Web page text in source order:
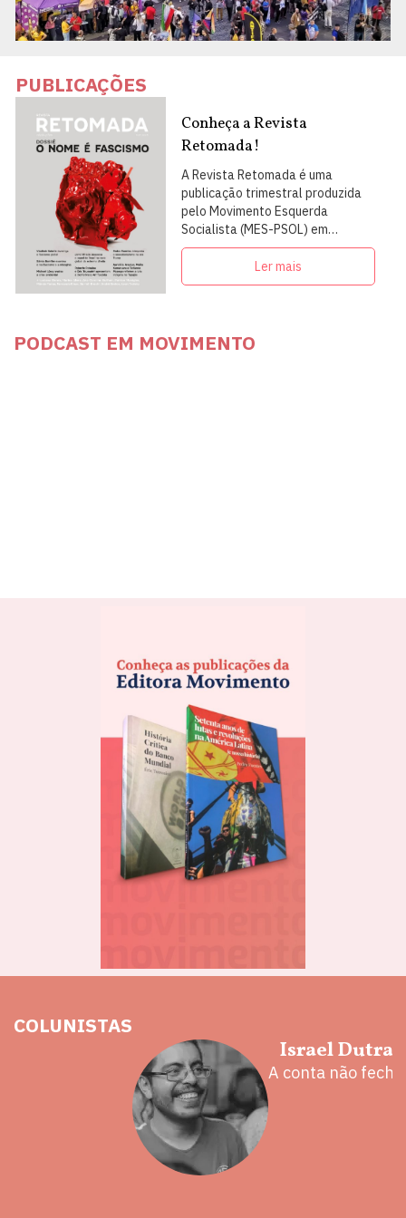
PUBLICAÇÕES
Conheça a Revista
Retomada!
A Revista Retomada é uma
publicação trimestral produzida
pelo Movimento Esquerda
Socialista (MES-PSOL) em
articulação com intelectuais,
militantes e artistas
Ler mais
PODCAST EM MOVIMENTO
COLUNISTAS
Israel Dutra
A conta não fecha